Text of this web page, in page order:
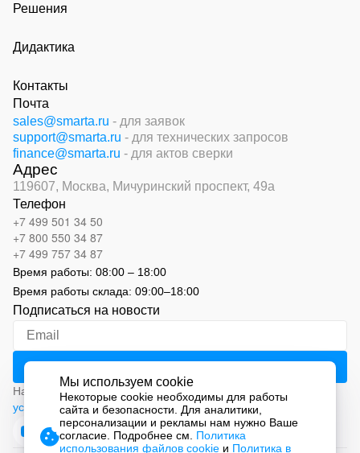
Решения
Дидактика
Контакты
Почта
sales@smarta.ru - для заявок
support@smarta.ru - для технических запросов
finance@smarta.ru - для актов сверки
Адрес
119607, Москва, Мичуринский проспект, 49а
Телефон
+7 499 501 34 50
+7 800 550 34 87
+7 499 757 34 87
Время работы: 08:00 – 18:00
Время работы склада: 09:00–18:00
Подписаться на новости
Нажимая на кнопку «Подписаться», вы соглашаетесь с
условиями обработки персональных данных
Мы используем cookie
Некоторые cookie необходимы для работы
сайта и безопасности. Для аналитики,
персонализации и рекламы нам нужно Ваше
согласие. Подробнее см. Политика
использования файлов cookie и Политика в